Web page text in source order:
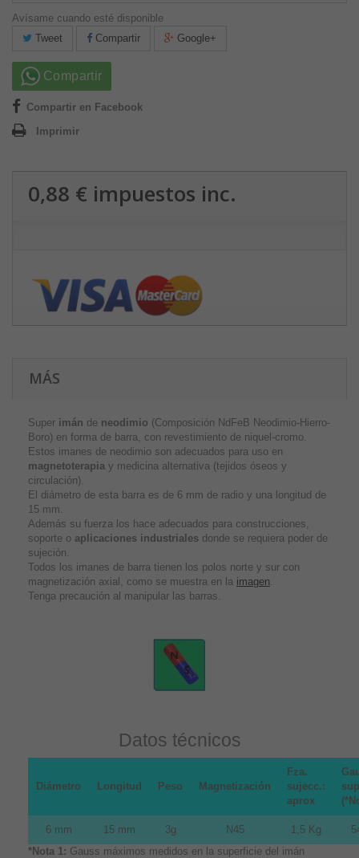
Avísame cuando esté disponible
Tweet
Compartir Google+
Compartir
Compartir en Facebook
Imprimir
0,88 € impuestos inc.
MÁS
Super imán de neodimio (Composición NdFeB Neodimio-Hierro-
Boro) en forma de barra, con revestimiento de niquel-cromo.
Estos imanes de neodimio son adecuados para uso en
magnetoterapia y medicina alternativa (tejidos óseos y
circulación).
El diámetro de esta barra es de 6 mm de radio y una longitud de
15 mm.
Además su fuerza los hace adecuados para construcciones,
soporte o aplicaciones industriales donde se requiera poder de
sujeción.
Todos los imanes de barra tienen los polos norte y sur con
magnetización axial, como se muestra en la imagen.
Tenga precaución al manipular las barras.
Datos técnicos
Diámetro Longitud Peso Magnetización
Fza.
sujecc.:
aprox
6 mm 15 mm 3g N45 1,5 Kg
*Nota 1: Gauss máximos medidos en la superficie del imán